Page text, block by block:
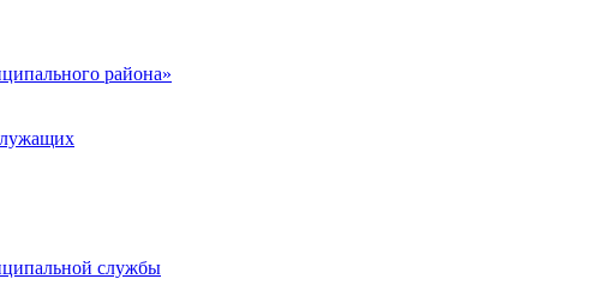
района»
службы